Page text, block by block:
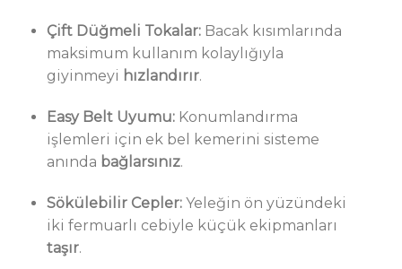
Çift Düğmeli Tokalar:Bacak kısımlarında
maksimum kullanım kolaylığıyla
giyinmeyi hızlandırır.
Easy Belt Uyumu:Konumlandırma
işlemleri için ek bel kemerini sisteme
anında bağlarsınız.
Sökülebilir Cepler:Yeleğin ön yüzündeki
iki fermuarlı cebiyle küçük ekipmanları
taşır.